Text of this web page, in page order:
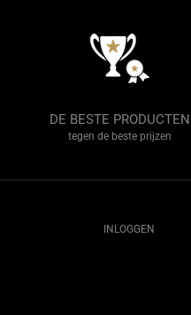
DE BESTE PRODUCTEN
tegen de beste prijzen
INLOGGEN